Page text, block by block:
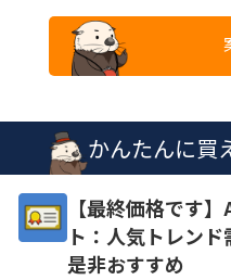
かんたんに買
【最終価格です
ト：人気トレン
是非おすすめ